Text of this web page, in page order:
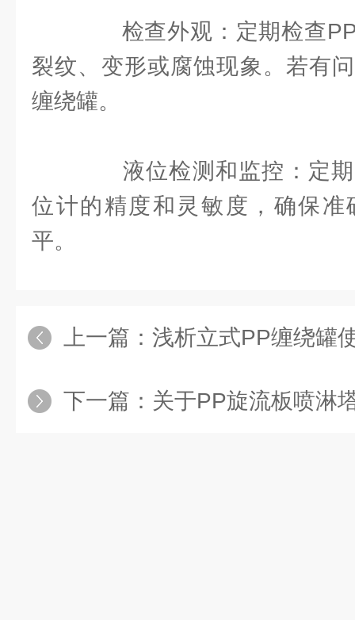
检查外观：定期检查PP
裂纹、变形或腐蚀现象。若有
缠绕罐。
液位检测和监控：定期
位计的精度和灵敏度，确保准
平。
上一篇： 浅析立式PP缠绕罐
下一篇： 关于PP旋流板喷淋